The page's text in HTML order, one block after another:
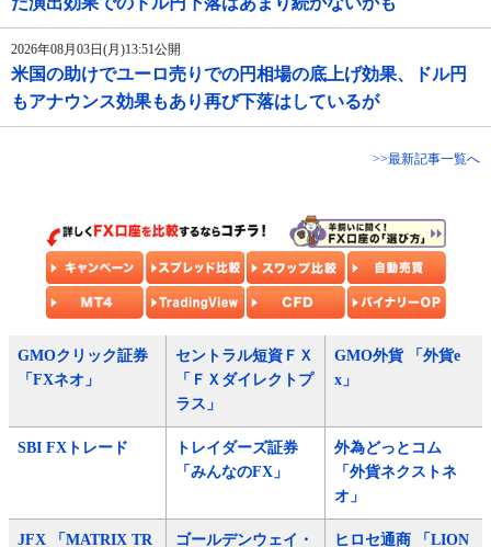
2026年08月03日(月)13:51公開
米国の助けでユーロ売りでの円相場の底上げ効果、ドル円
もアナウンス効果もあり再び下落はしているが
>>最新記事一覧へ
GMOクリック証券
「FXネオ」
セントラル短資ＦＸ
「ＦＸダイレクトプ
ラス」
GMO外貨 「外貨e
x」
SBI FXトレード
トレイダーズ証券
「みんなのFX」
外為どっとコム
「外貨ネクストネ
オ」
JFX 「MATRIX TR ゴールデンウェイ・ ヒロセ通商 「LION